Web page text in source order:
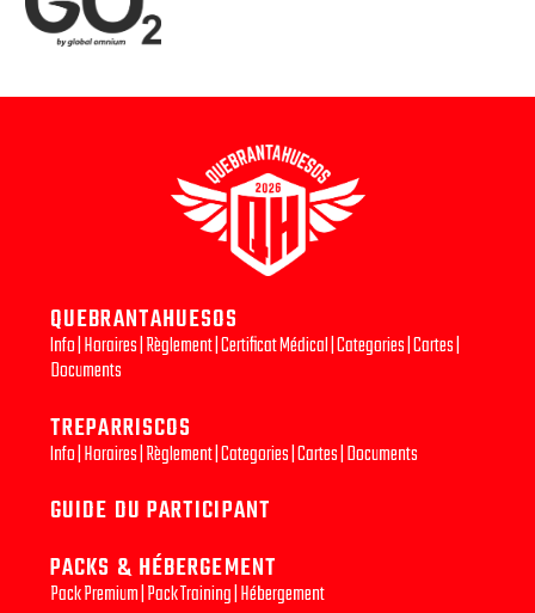
QUEBRANTAHUESOS
Info|Horaires|Règlement|Certificat Médical|Categories|Cartes|
Documents
TREPARRISCOS
Info|Horaires|Règlement|Categories|Cartes|Documents
GUIDE DU PARTICIPANT
PACKS & HÉBERGEMENT
Pack Premium|Pack Training|Hébergement